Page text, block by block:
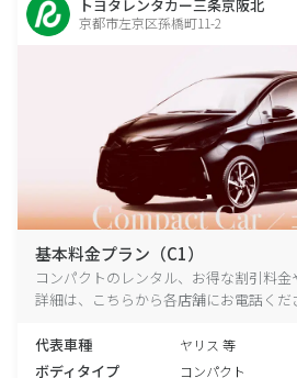
トヨタレンタカー三条京阪北
京都市左京区孫橋町11-2
基本料金プラン（C1）
コンパクトのレンタル、お得な割引料
詳細は、こちらから各店舗にお電話くだ
代表車種 ヤリス 等
ボディタイプ コンパクト